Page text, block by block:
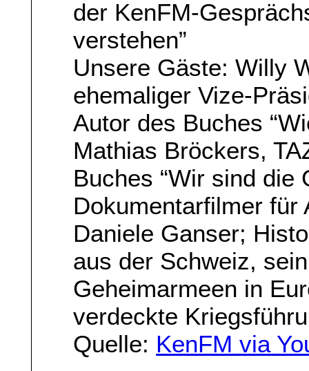
der KenFM-
verstehen”
Unsere Gäste: Willy
ehemaliger Vize-
Autor des Buches
Mathias Bröckers,
Buches “Wir sind die
Dokumentarfilmer für
Daniele Ganser;
aus der Schweiz,
Geheimarmeen in
verdeckte
Quelle: KenFM via